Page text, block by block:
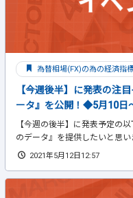
為替相場(FX)の為の経済指
【今週後半】に発表の注
ータ』を公開！◆5月10日
【今週の後半】に発表予定の
のデータ』を提供したいと思い
2021年5月12日12:57